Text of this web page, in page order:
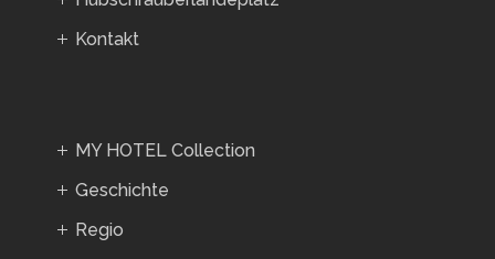
Kontakt
MY HOTEL Collection
Geschichte
Regio